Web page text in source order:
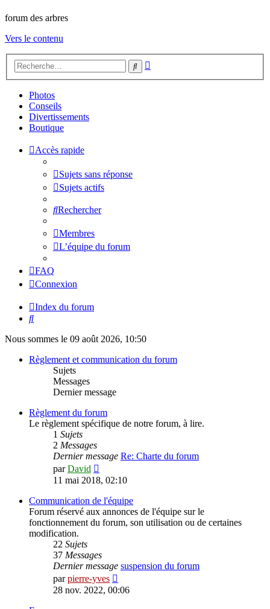
forum des arbres
Vers le contenu
Rechercher
Photos
Conseils
Divertissements
Boutique
Accès rapide
Sujets sans réponse
Sujets actifs
Rechercher
Membres
L’équipe du forum
FAQ
Connexion
Index du forum
Rechercher
Nous sommes le 09 août 2026, 10:50
Règlement et communication du forum
Sujets
Messages
Dernier message
Règlement du forum
Le règlement spécifique de notre forum, à lire.
1 Sujets
2 Messages
Dernier message Re: Charte du forum
parDavid
le
dernier
message
11 mai 2018, 02:10
Communication de l'équipe
Forum réservé aux annonces de l'équipe sur le
fonctionnement du forum, son utilisation ou de certaines
modification.
22 Sujets
37 Messages
Dernier message suspension du forum
parpierre-yves
le
28 nov. 2022, 00:06